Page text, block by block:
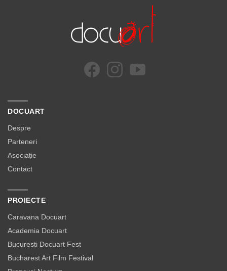
DOCUART
Despre
Parteneri
Asociație
Contact
PROIECTE
Caravana Docuart
Academia Docuart
Bucuresti Docuart Fest
Bucharest Art Film Festival